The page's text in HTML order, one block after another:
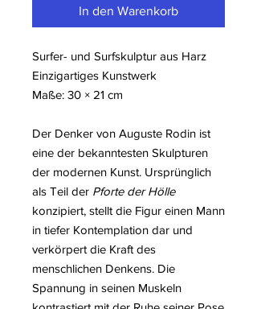
In den Warenkorb
Surfer- und Surfskulptur aus Harz
Einzigartiges Kunstwerk
Maße: 30 × 21 cm
Der Denker von Auguste Rodin ist
eine der bekanntesten Skulpturen
der modernen Kunst. Ursprünglich
als Teil der Pforte der Hölle
konzipiert, stellt die Figur einen Mann
in tiefer Kontemplation dar und
verkörpert die Kraft des
menschlichen Denkens. Die
Spannung in seinen Muskeln